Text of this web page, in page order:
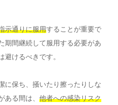
示通りに服用することが重要で
期間継続して服用する必要があ
避けるべきです。
に保ち、掻いたり擦ったりしな
ある間は、 他者への感染リスク